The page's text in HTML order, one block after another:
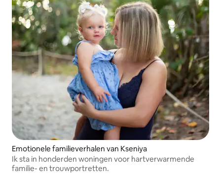
Emotionele familieverhalen van Kseniya
Ik sta in honderden woningen voor hartverwarmende
familie- en trouwportretten.